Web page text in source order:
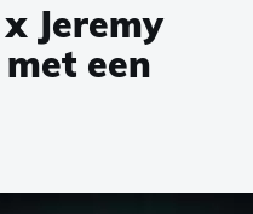
Jeremy
een